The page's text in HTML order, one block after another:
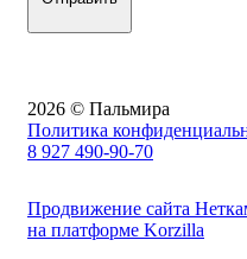
2026 © Пальмира
Политика
8 927 490-90-70
Продвижение сайта
на платформе Korzilla